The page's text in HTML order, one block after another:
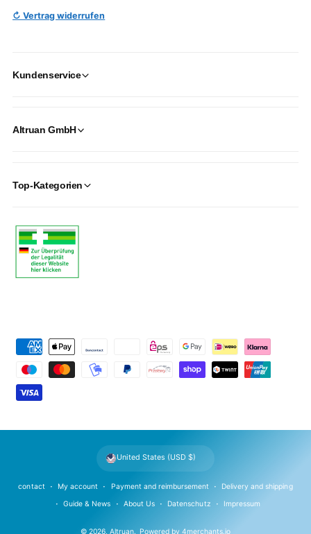
↻ Vertrag widerrufen
Kundenservice
Altruan GmbH
Top-Kategorien
m
n
© 2026,Altruan. Powered by 4merchants.io
contact My account Payment and reimbursement Delivery and shipping
Guide & News About Us Datenschutz Impressum
United States (USD $)